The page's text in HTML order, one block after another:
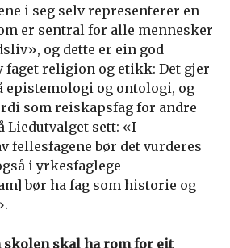
i seg selv representerer en
er sentral for alle mennesker
og dette er ein god
faget religion og etikk: Det gjer
epistemologi og ontologi, og
som reiskapsfag for andre
Liedutvalget sett: «I
fellesfagene bør det vurderes
i yrkesfaglege
bør ha fag som historie og
skolen skal ha rom for eit